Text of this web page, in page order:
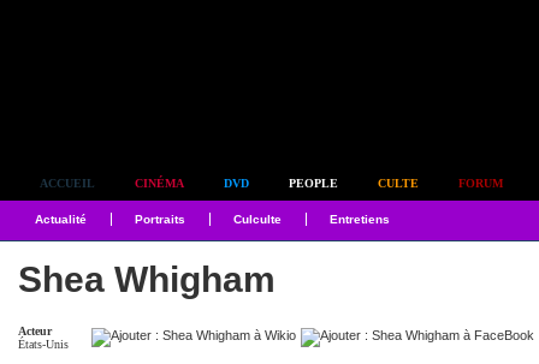
ACCUEIL CINÉMA DVD PEOPLE CULTE FORUM
Actualité Portraits Culculte Entretiens
Shea Whigham
Acteur
États-Unis